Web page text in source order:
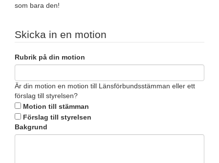
som bara den!
Skicka in en motion
Rubrik på din motion
Är din motion en motion till Länsförbundsstämman eller ett
förslag till styrelsen?
Motion till stämman
Förslag till styrelsen
Bakgrund